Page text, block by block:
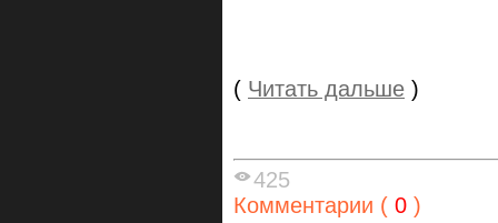
( Читать дальше )
425
Комментарии ( 0 )